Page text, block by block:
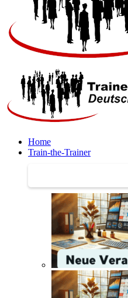
Home
Train-the-Trainer